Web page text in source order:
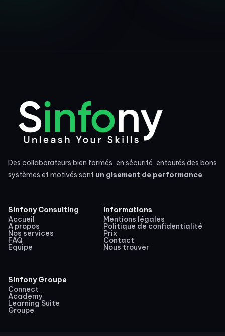
Des collaborateurs bien formés, en sécurité, entourés des bons
systèmes et motivés sont un gisement de performance
Sinfony Consulting
Accueil
A propos
Nos services
FAQ
Equipe
Informations
Mentions légales
Politique de confidentialité
Prix
Contact
Nous trouver
Sinfony Groupe
Connect
Academy
Learning Suite
Groupe